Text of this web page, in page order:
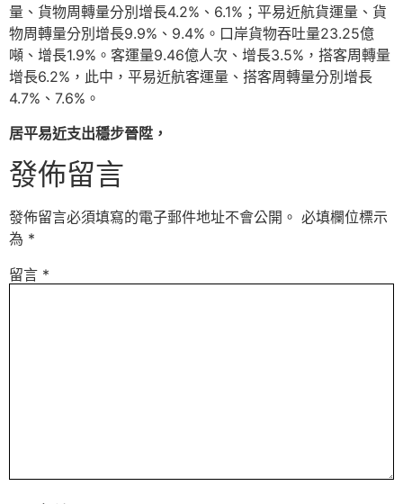
量、貨物周轉量分別增長4.2%、6.1%；平易近航貨運量、貨
物周轉量分別增長9.9%、9.4%。口岸貨物吞吐量23.25億
噸、增長1.9%。客運量9.46億人次、增長3.5%，搭客周轉量
增長6.2%，此中，平易近航客運量、搭客周轉量分別增長
4.7%、7.6%。
居平易近支出穩步晉陞，
發佈留言
發佈留言必須填寫的電子郵件地址不會公開。 必填欄位標示
為 *
留言 *